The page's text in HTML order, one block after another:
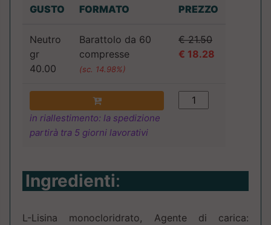
GUSTO FORMATO PREZZO
Neutro
gr
40.00
Barattolo da 60
compresse
(sc. 14.98%)
€ 21.50
€ 18.28
in riallestimento: la spedizione
partirà tra 5 giorni lavorativi
Ingredienti:
L-Lisina monocloridrato, Agente di carica: